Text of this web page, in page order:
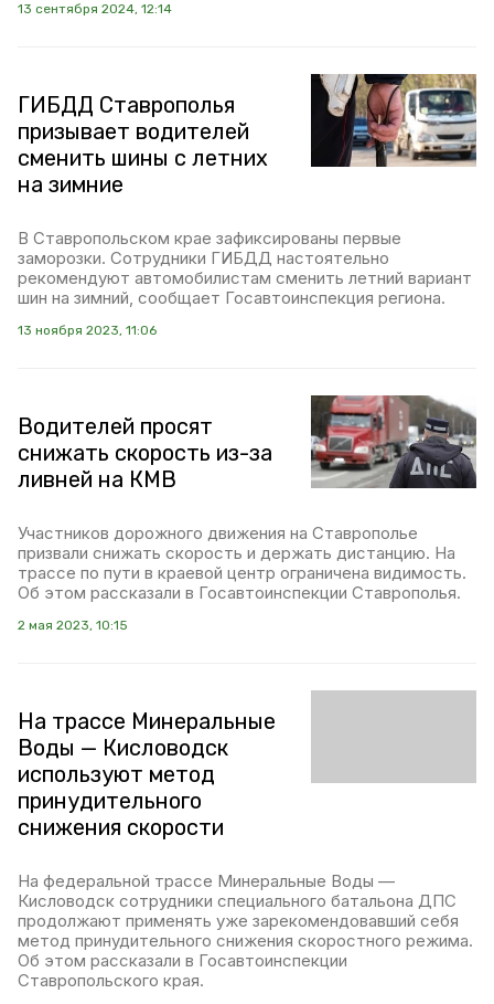
13 сентября 2024, 12:14
ГИБДД Ставрополья
призывает водителей
сменить шины с летних
на зимние
В Ставропольском крае зафиксированы первые
заморозки. Сотрудники ГИБДД настоятельно
рекомендуют автомобилистам сменить летний вариант
шин на зимний, сообщает Госавтоинспекция региона.
13 ноября 2023, 11:06
Водителей просят
снижать скорость из-за
ливней на КМВ
Участников дорожного движения на Ставрополье
призвали снижать скорость и держать дистанцию. На
трассе по пути в краевой центр ограничена видимость.
Об этом рассказали в Госавтоинспекции Ставрополья.
2 мая 2023, 10:15
На трассе Минеральные
Воды — Кисловодск
используют метод
принудительного
снижения скорости
На федеральной трассе Минеральные Воды —
Кисловодск сотрудники специального батальона ДПС
продолжают применять уже зарекомендовавший себя
метод принудительного снижения скоростного режима.
Об этом рассказали в Госавтоинспекции
Ставропольского края.